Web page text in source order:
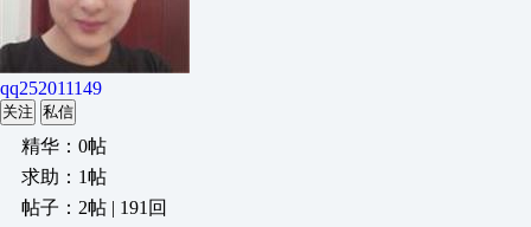
qq252011149
关注 私信
精华：0帖
求助：1帖
帖子：2帖 | 191回